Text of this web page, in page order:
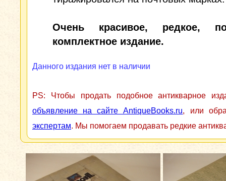
Очень красивое, редкое,
комплектное издание.
Данного издания нет в наличии
PS: Чтобы продать подобное антикварное
объявление на сайте AntiqueBooks.ru, или
экспертам. Мы помогаем продавать редкие